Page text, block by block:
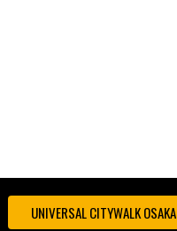
UNIVERSAL CITYWALK OSAKA